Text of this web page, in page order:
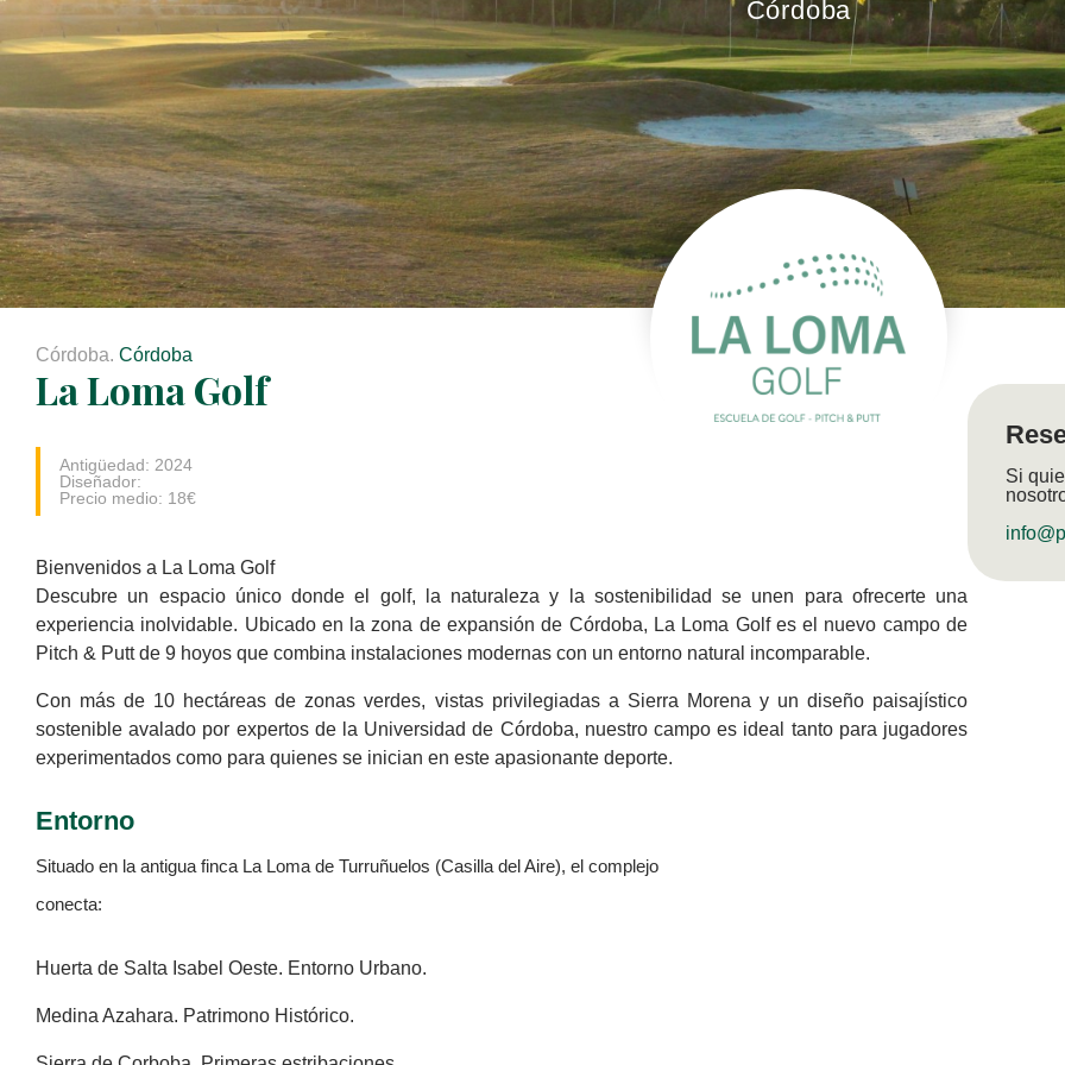
Córdoba
Córdoba. Córdoba
La Loma Golf
Antigüedad: 2024
Diseñador:
Precio medio: 18€
Bienvenidos a La Loma Golf
Descubre un espacio único donde el golf, la naturaleza y la sostenibilidad se unen para ofrecerte una
experiencia inolvidable. Ubicado en la zona de expansión de Córdoba, La Loma Golf es el nuevo campo de
Pitch & Putt de 9 hoyos que combina instalaciones modernas con un entorno natural incomparable.
Con más de 10 hectáreas de zonas verdes, vistas privilegiadas a Sierra Morena y un diseño paisajístico
sostenible avalado por expertos de la Universidad de Córdoba, nuestro campo es ideal tanto para jugadores
experimentados como para quienes se inician en este apasionante deporte.
Entorno
Situado en la antigua finca La Loma de Turruñuelos (Casilla del Aire), el complejo
conecta:
Huerta de Salta Isabel Oeste. Entorno Urbano.
Medina Azahara. Patrimono Histórico.
Si